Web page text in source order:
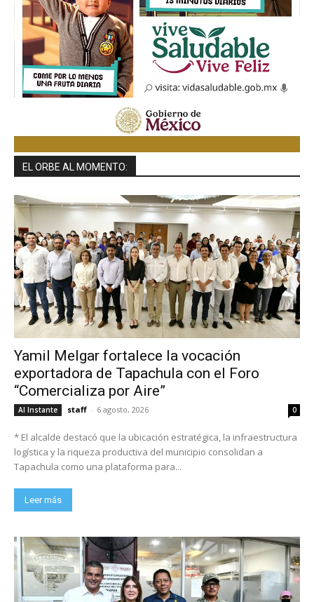
EL ORBE AL MOMENTO:
Yamil Melgar fortalece la vocación
exportadora de Tapachula con el Foro
“Comercializa por Aire”
Al Instante staff - 6 agosto, 2026 0
* El alcalde destacó que la ubicación estratégica, la infraestructura
logística y la riqueza productiva del municipio consolidan a
Tapachula como una plataforma para...
Leer más